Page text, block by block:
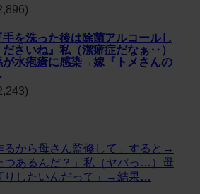
手を洗った後は除菌アルコールし
ださいね』私（潔癖症だなぁ‥）
水疱瘡に感染→嫁『トメさんの
るから母さん監修して」すると→
つあるんだ？」私（ヤバっ…）母
りしたいんだって」→結果…